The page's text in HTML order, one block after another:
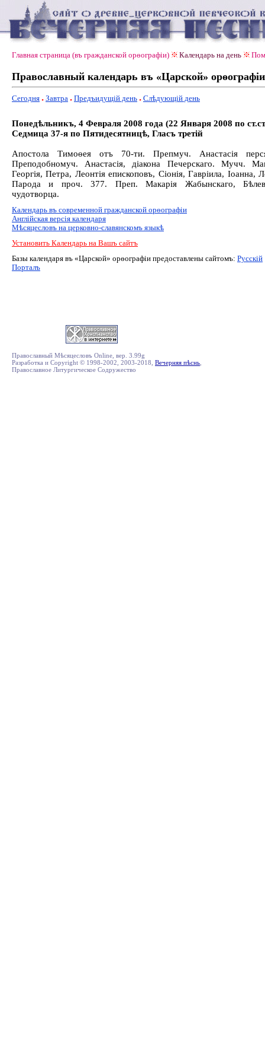
Главная страница (въ гражданской орѳографiи) Календарь на день
Православный календарь въ «Царской» орѳографiи
Сегодня Завтра Предъидущiй день Слѣдующiй день
Понедѣльникъ, 4 Февраля 2008 года (22 Января 2008 по
Седмица 37-я по Пятидесятницѣ, Гласъ третiй
Апостола Тимоѳея отъ 70-ти. Препмуч. Анастасія
Преподобномуч. Анастасія, діакона Печерскаго. Мучч.
Георгія, Петра, Леонтія епископовъ, Сіонія, Гавріила, Іоанна,
Парода и проч. 377. Преп. Макарія Жабынскаго,
чудотворца.
Календарь въ современной гражданской орѳографiи
Англiйская версiя календаря
Мѣсяцесловъ на церковно-славянскомъ языкѣ
Установить Календарь на Вашъ сайтъ
Базы календаря въ «Царской» орѳографiи предоставлены сайтомъ: Русскiй
Порталъ
Православный Мѣсяцесловъ Online, вер. 3.99g
Разработка и Copyright © 1998-2002, 2003-2018, Вечерняя пѣснь
Православное Литургическое Содружество